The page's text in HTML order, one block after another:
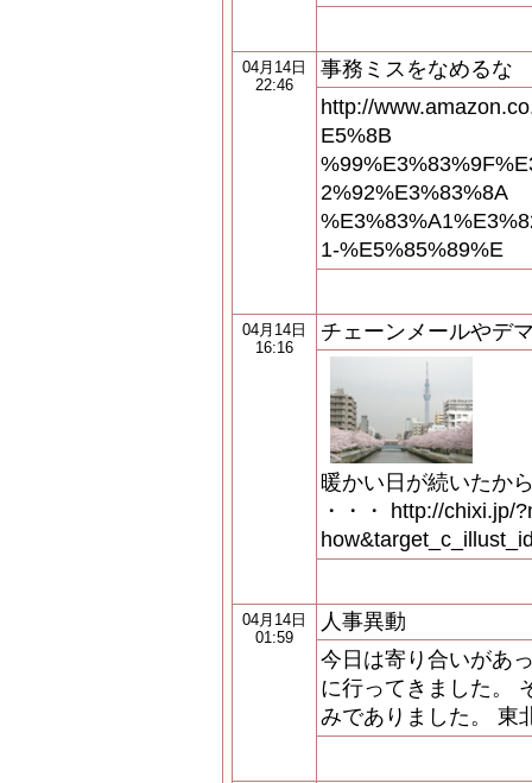
04月14日
22:46
事務ミスをなめるな
http://
E5%8B
2%92%E3%83%8A
1-%E5%85%89%E
04月14日
16:16
チェーンメールやデ
暖かい日が続いたか
・・・ http://chixi.jp/
04月14日
01:59
人事異動
今日は寄り合いがあ
に行ってきました。
みでありました。 東